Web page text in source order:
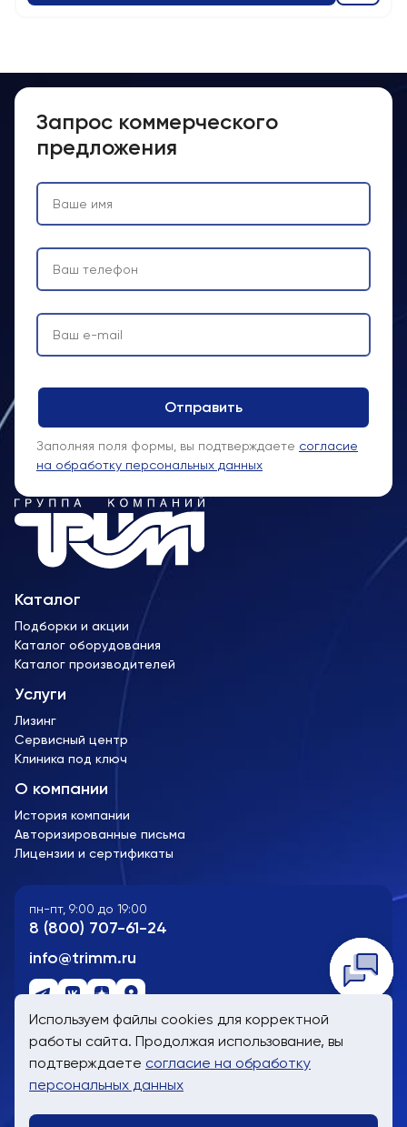
Каталог
Подборки и акции
Каталог оборудования
Каталог производителей
Услуги
Лизинг
Сервисный центр
Клиника под ключ
О компании
История компании
Авторизированные письма
Лицензии и сертификаты
пн-пт, 9:00 до 19:00
8 (800) 707-61-24
info@trimm.ru
Запрос коммерческого
предложения
Заполняя поля формы, вы подтверждаете согласие
на обработку персональных данных
Сайт носит информационный характер и не является
Политика обработки персональных данных
Информированное согласие пользователя сайта
Используем файлы cookies для корректной
работы сайта. Продолжая использование, вы
подтверждаете согласие на обработку
персональных данных